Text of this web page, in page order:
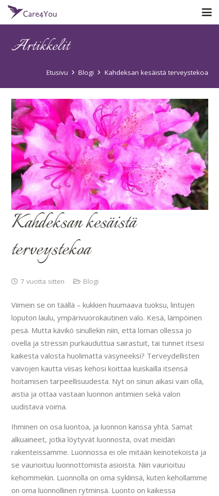
Artikkelit
Etusivu Blogi Kahdeksan kesäistä terveystekoa
Kahdeksan kesäistä
terveystekoa
7 vuotta sitten Blogi
Viimein se on täällä – kukkien huumaava tuoksu, lintujen
loputon laulu, ympärivuorokautinen valo. Kesä, lämpöinen
pesä. Mutta kävikö sinullekin niin, että loman ollessa jo
ovella ja stressin purkauduttua sairastuit, tai tunnet itsesi
kaikesta valosta huolimatta väsyneeksi? Terveydellisten
vaivojen kautta viisas kehosi koittaa kuiskailla itsensä
hoitamisen tarpeellisuudesta. Nyt on sinun aikasi vain olla,
aistia ja ottaa vastaan luonnon antimien sekä valon
uudistava voima.
Ihminen on osa luontoa, ja luonnon kanssa yhtä. Samat
alkuaineet, jotka löytyvät luonnosta, ovat meidän
rakenteissamme. Luonnossa ei ole mitään keinotekoista ja
se vaurioituu luonnottomista asioista. Niin vaurioituu
kehommekin. Luonnolla on oma syklinsä, kuten kehollamme
on oma luonnollinen rytminsä. Luonto on kaikessa